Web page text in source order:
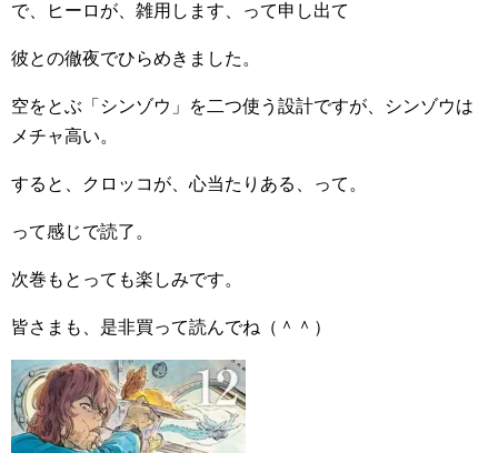
で、ヒーロが、雑用します、って申し出て
彼との徹夜でひらめきました。
空をとぶ「シンゾウ」を二つ使う設計ですが、シンゾウは
メチャ高い。
すると、クロッコが、心当たりある、って。
って感じで読了。
次巻もとっても楽しみです。
皆さまも、是非買って読んでね（＾＾）